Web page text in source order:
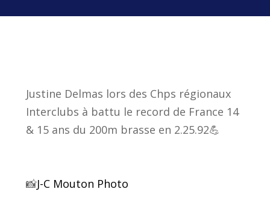
Justine Delmas lors des Chps régionaux
Interclubs à battu le record de France 14
& 15 ans du 200m brasse en 2.25.92💪
📸J-C Mouton Photo